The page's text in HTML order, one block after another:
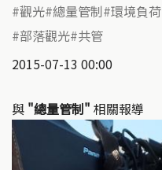
觀光 總量管制 環境負荷
部落觀光 共管
2015-07-13 00:00
與 "總量管制" 相關報導